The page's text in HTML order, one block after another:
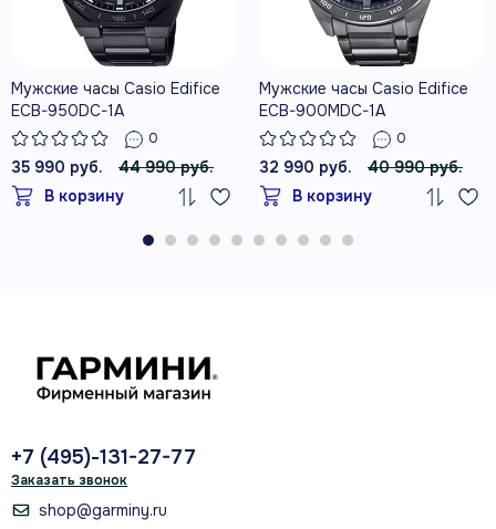
Мужские часы Casio Edifice
ECB-950DC-1A
0
35 990 руб.
44 990 руб.
В корзину
Мужские часы Casio Edifice
ECB-900MDC-1A
0
32 990 руб.
40 990 руб.
В корзину
+7 (495)-131-27-77
Заказать звонок
shop@garminy.ru